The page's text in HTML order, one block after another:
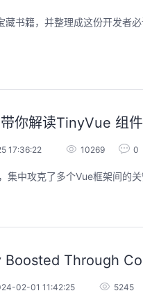
藏书籍，并整理成这份开发者
你解读TinyVue 组
17:36:22 10269 0
中攻克了多个Vue框架间的
Boosted Through
02-01 11:42:25 5245